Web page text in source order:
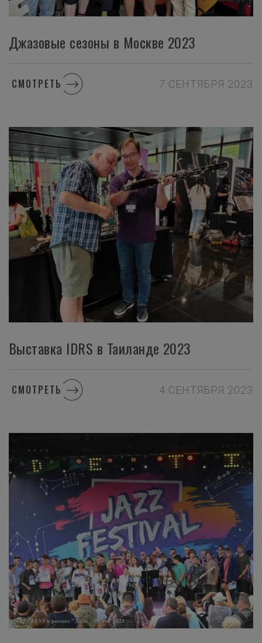
Джазовые сезоны в Москве 2023
СМОТРЕТЬ 7 СЕНТЯБРЯ 2023
Выставка IDRS в Таиланде 2023
СМОТРЕТЬ 4 СЕНТЯБРЯ 2023